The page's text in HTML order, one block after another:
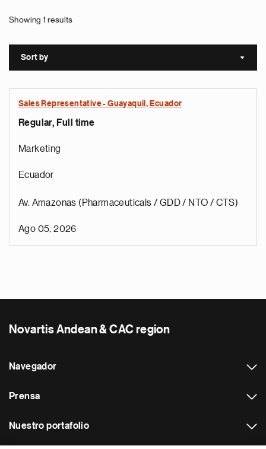
Showing 1 results
Sort by Sort
Sales Representative - Guayaquil, Ecuador
Regular, Full time
Marketing
Ecuador
Av. Amazonas (Pharmaceuticals / GDD / NTO / CTS)
Ago 05, 2026
Novartis Andean & CAC region
Navegador
Prensa
Nuestro portafolio